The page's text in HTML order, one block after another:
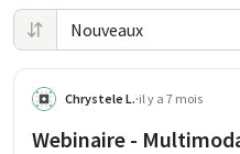
Chrystele L.·il y a 7 mois
Webinaire -